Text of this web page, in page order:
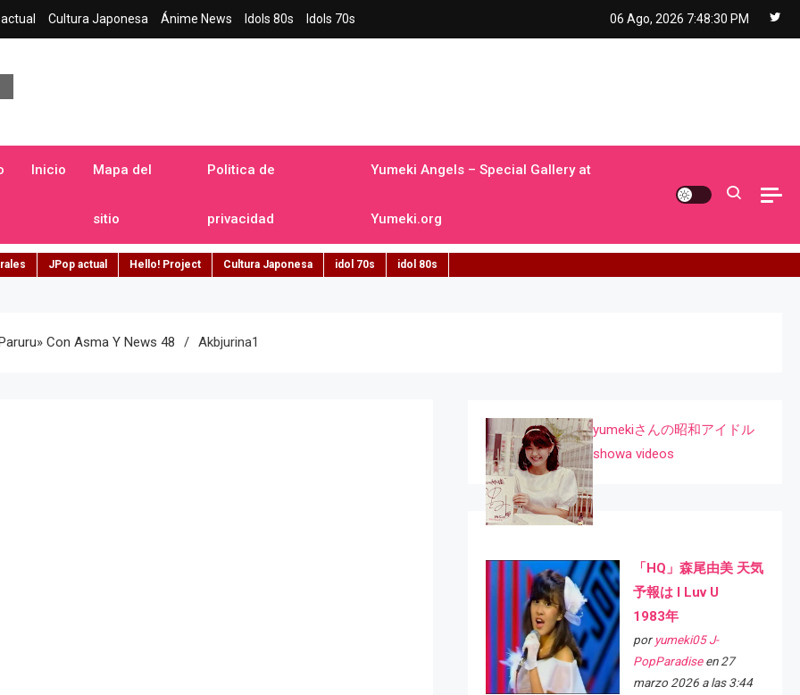
Cultura Japonesa Ánime News Idols 80s Idols 70s 06 Ago, 2026 7:48:30 PM
Inicio Mapa del
sitio
Politica de
privacidad
Yumeki Angels – Special Gallery at
Yumeki.org
JPop actual Hello! Project Cultura Japonesa idol 70s idol 80s
Con Asma Y News 48 Akbjurina1
yumekiさんの昭和アイドル
showa videos
「HQ」森尾由美 天気
予報は I Luv U
1983年
por yumeki05 J-
PopParadiseen 27
marzo 2026 a las 3:44